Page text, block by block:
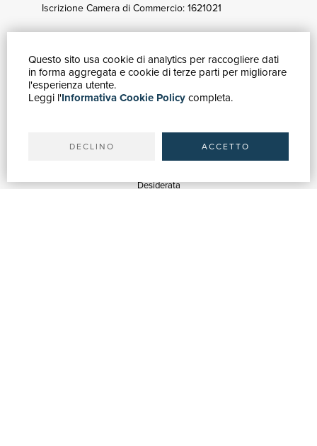
Questo sito usa cookie di analytics per raccogliere dati
in forma aggregata e cookie di terze parti per migliorare
l'esperienza utente.
Leggi l'Informativa Cookie Policycompleta.
DECLINO ACCETTO
Iscrizione Camera di Commercio: 1621021
HOW TO BUY
Catalogue
Advanced search
Shipping
Desiderata